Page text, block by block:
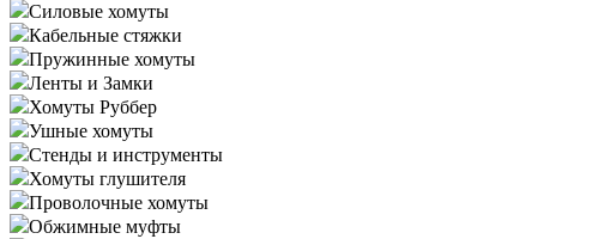
Силовые хомуты
Кабельные стяжки
Пружинные хомуты
Ленты и Замки
Хомуты Руббер
Ушные хомуты
Стенды и инструменты
Хомуты глушителя
Проволочные хомуты
Обжимные муфты